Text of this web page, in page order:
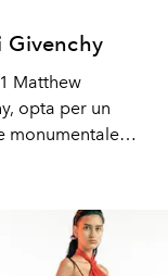
Matthew
opta per un
monumentale